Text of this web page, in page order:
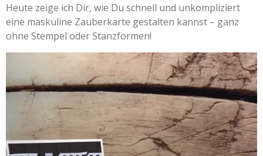
Heute zeige ich Dir, wie Du schnell und unkompliziert
eine maskuline Zauberkarte gestalten kannst – ganz
ohne Stempel oder Stanzformen!